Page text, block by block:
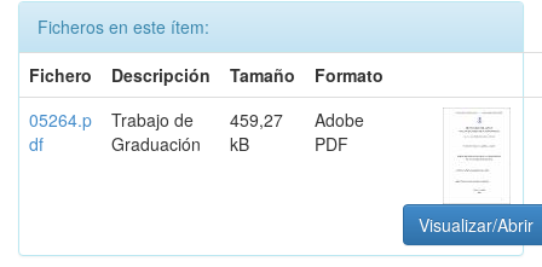
Ficheros en este ítem:
Fichero
Descripción Tamaño
Formato
05264.p
df
Trabajo de
Graduación
459,27
kB
Adobe
PDF
Visualizar/Abrir